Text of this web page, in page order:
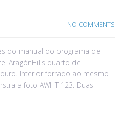
NO COMMENTS
do manual do programa de
AragónHills quarto de
Interior forrado ao mesmo
a foto AWHT 123. Duas